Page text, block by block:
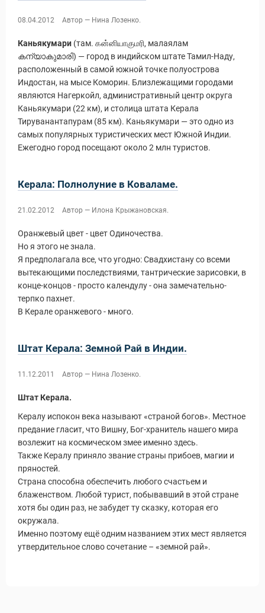
08.04.2012 Автор — Нина Лозенко.
Каньякумари (там. கன்னியாகுமரி, малаялам
കന്യാകുമാരി) — город в индийском штате Тамил-Наду,
расположенный в самой южной точке полуострова
Индостан, на мысе Коморин. Близлежащими городами
являются Нагеркойл, административный центр округа
Каньякумари (22 км), и столица штата Керала
Тируванантапурам (85 км). Каньякумари — это одно из
самых популярных туристических мест Южной Индии.
Ежегодно город посещают около 2 млн туристов.
Керала: Полнолуние в Коваламе.
21.02.2012 Автор — Илона Крыжановская.
Оранжевый цвет - цвет Одиночества.
Но я этого не знала.
Я предполагала все, что угодно: Свадхистану со всеми
вытекающими последствиями, тантрические зарисовки, в
конце-концов - просто календулу - она замечательно-
терпко пахнет.
В Керале оранжевого - много.
Штат Керала: Земной Рай в Индии.
11.12.2011 Автор — Нина Лозенко.
Штат Керала.
Кералу испокон века называют «страной богов». Местное
предание гласит, что Вишну, Бог-хранитель нашего мира
возлежит на космическом змее именно здесь.
Также Кералу приняло звание страны прибоев, магии и
пряностей.
Страна способна обеспечить любого счастьем и
блаженством. Любой турист, побывавший в этой стране
хотя бы один раз, не забудет ту сказку, которая его
окружала.
Именно поэтому ещё одним названием этих мест является
утвердительное слово сочетание – «земной рай».